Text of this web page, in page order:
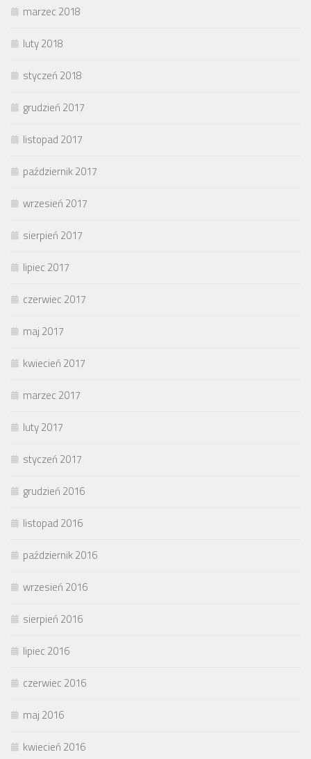
marzec 2018
luty 2018
styczeń 2018
grudzień 2017
listopad 2017
październik 2017
wrzesień 2017
sierpień 2017
lipiec 2017
czerwiec 2017
maj 2017
kwiecień 2017
marzec 2017
luty 2017
styczeń 2017
grudzień 2016
listopad 2016
październik 2016
wrzesień 2016
sierpień 2016
lipiec 2016
czerwiec 2016
maj 2016
kwiecień 2016